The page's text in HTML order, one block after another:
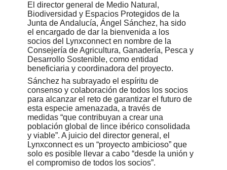
El director general de Medio Natural,
Biodiversidad y Espacios Protegidos de la
Junta de Andalucía, Ángel Sánchez, ha sido
el encargado de dar la bienvenida a los
socios del Lynxconnect en nombre de la
Consejería de Agricultura, Ganadería, Pesca y
Desarrollo Sostenible, como entidad
beneficiaria y coordinadora del proyecto.
Sánchez ha subrayado el espíritu de
consenso y colaboración de todos los socios
para alcanzar el reto de garantizar el futuro de
esta especie amenazada, a través de
medidas “que contribuyan a crear una
población global de lince ibérico consolidada
y viable”. A juicio del director general, el
Lynxconnect es un “proyecto ambicioso” que
solo es posible llevar a cabo “desde la unión y
el compromiso de todos los socios”.